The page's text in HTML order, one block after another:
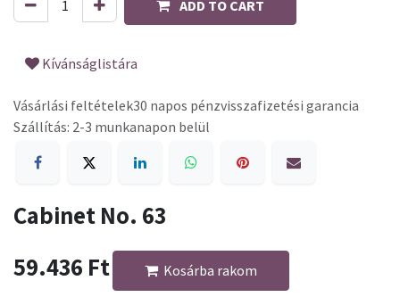
ADD TO CART
Kívánságlistára
Vásárlási feltételek30 napos pénzvisszafizetési garancia
Szállítás: 2-3 munkanapon belül
Cabinet No. 63
59.436 Ft Kosárba rakom